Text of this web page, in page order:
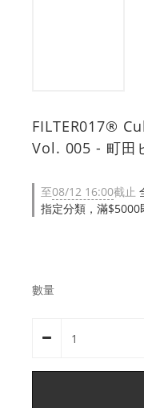
FILTER017®
Vol. 005 - 町田
至08/12 16:00截止
指定分類，滿$5000
數量